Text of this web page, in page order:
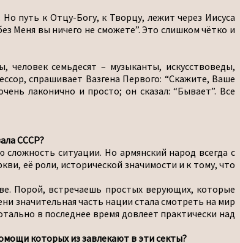
путь к Отцу-Богу, к Творцу, лежит через Иисуса
Меня вы ничего не сможете”. Это слишком чётко и
семьдесят – музыканты, искусствоведы,
спрашивает Вазгена Первого: “Скажите, Ваше
лаконично и просто; он сказал: “Бывает”. Все
СССР?
ситуации. Но армянский народ всегда с
её роли, исторической значимости и к тому, что
Порой, встречаешь простых верующих, которые
значительная часть нации стала смотреть на мир
в последнее время довлеет практически над
которых из завлекают в эти секты?